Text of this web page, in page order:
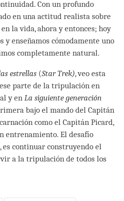
Con un profundo
en una actitud realista sobre
la vida, ahora y entonces; hoy
y enseñamos cómodamente uno
completamente natural.
estrellas (Star Trek), veo esta
parte de la tripulación en
y en La siguiente generación
bajo el mando del Capitán
como el Capitán Picard,
entrenamiento. El desafío
continuar construyendo el
a la tripulación de todos los